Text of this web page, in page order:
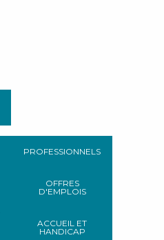
PROFESSIONNELS
OFFRES
D'EMPLOIS
ACCUEIL ET
HANDICAP